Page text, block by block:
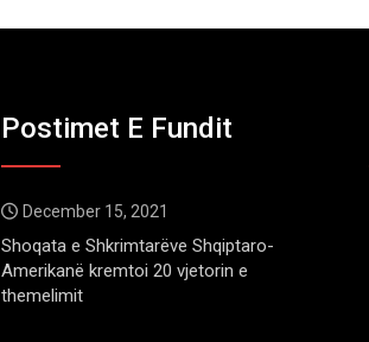
Postimet E Fundit
December 15, 2021
Shoqata e Shkrimtarëve Shqiptaro-
Amerikanë kremtoi 20 vjetorin e
themelimit